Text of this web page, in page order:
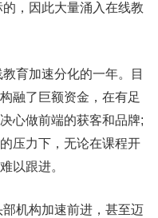
，因此大量涌入在线教
育加速分化的一年。目
融了巨额资金，在有足
心做前端的获客和品牌;
压力下，无论在课程开
以跟进。
机构加速前进，甚至迈